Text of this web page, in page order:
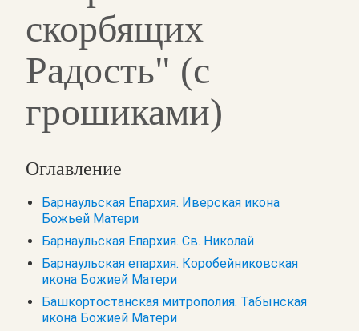
скорбящих
Радость" (с
грошиками)
Оглавление
Барнаульская Епархия. Иверская икона
Божьей Матери
Барнаульская Епархия. Св. Николай
Барнаульская епархия. Коробейниковская
икона Божией Матери
Башкортостанская митрополия. Табынская
икона Божией Матери